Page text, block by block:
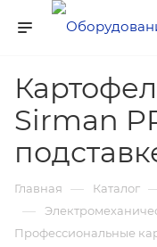
Sirman
Главная — Каталог
—
Профессиональные